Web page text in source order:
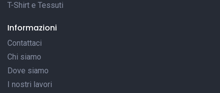
T-Shirt e Tessuti
Informazioni
Contattaci
Chi siamo
Dove siamo
I nostri lavori